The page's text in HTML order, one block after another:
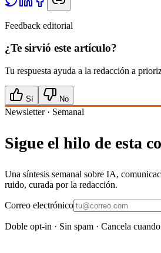
Feedback editorial
¿Te sirvió este artículo?
Tu respuesta ayuda a la redacción a
Sí No
Newsletter · Semanal
Sigue el hilo de esta
Una síntesis semanal sobre IA,
ruido, curada por la redacción.
Correo electrónico
Doble opt-in · Sin spam · Cancela